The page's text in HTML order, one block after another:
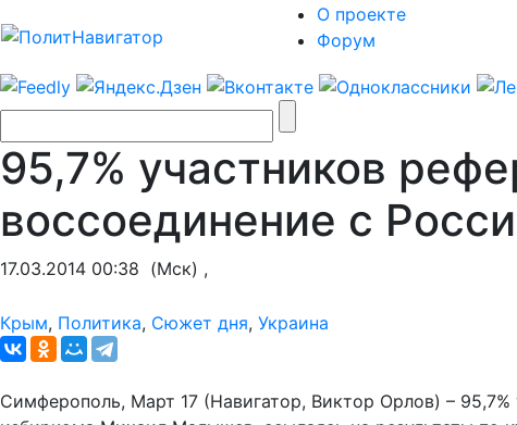
О проекте
Форум
95,7% участников
воссоединение с
17.03.2014 00:38 (Мск) ,
Крым, Политика, Сюжет дня, Украина
Симферополь, Март 17 (Навигатор, Виктор Орлов) –